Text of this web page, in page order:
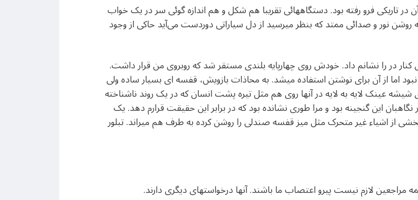
تاریکی فرو رفته بود. دستگاههائی تقریبا هم شکل و هم اندازه گوئی سر در یک خواب
نور و صدائی ممتد که بنظر میرسید از دل سیاراتی دوردست می‌آید حاکی از وجود
کنار در را نشانم داد. خودش روی چهارپايه بلندی مستقر شد که روبروی من قرار داشت.
نبود اما از آن برای نوشتن استفاده میشد. به محاذات بازویش، قفسه ای بسیار ساده ولی
عینک لایه به لایه در آنها روی هم مثل تیره پشت انسان که در یک روند ناشناخته
این گنجینه بود و مرا طوری نشانده بود که در برابر این حقیقت قرارم دهد. یک
از اشیاء غیر متحرک مثل میز قفسه صندلی را روشن کرده به طرف هم میراند. تبلور
مراجعین لازم نیست پیرو اعتصاب ما باشند. آنها درخواستهای دیگری دارند.